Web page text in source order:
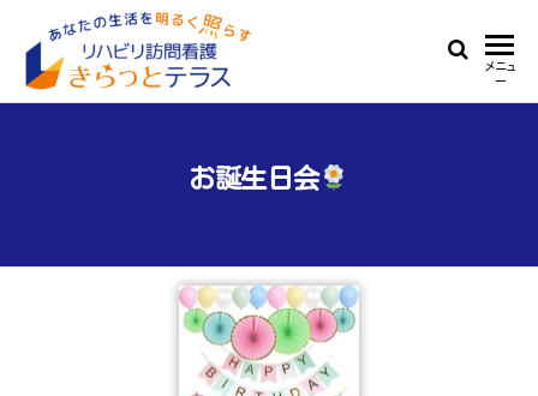
the
ハ
リ
問
看
護
き
生
活
く
照
ら
す
メニュ
ー
お誕生日会